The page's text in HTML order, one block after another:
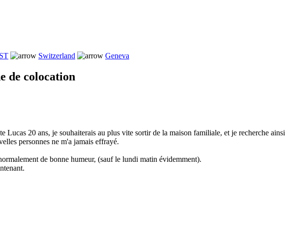
Switzerland Geneva
de colocation
Lucas 20 ans, je souhaiterais au plus vite sortir de la maison familiale, et je recherche ainsi
personnes ne m'a jamais effrayé.
de bonne humeur, (sauf le lundi matin évidemment).